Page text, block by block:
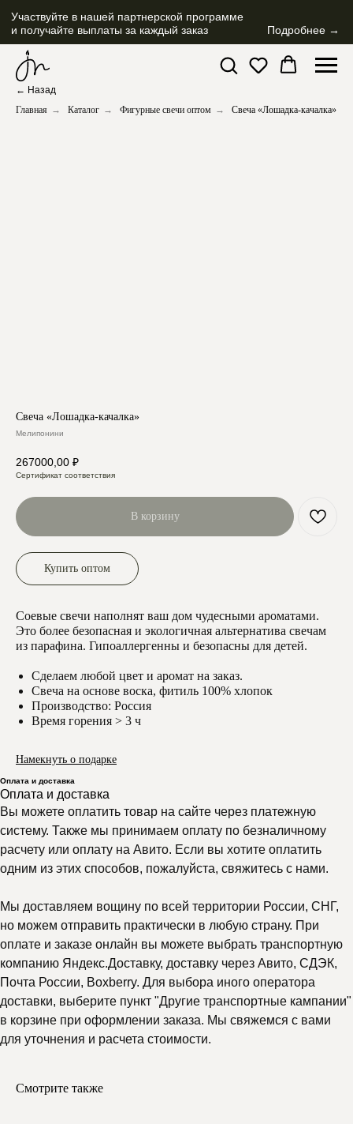
Участвуйте в нашей партнерской программе
и получайте выплаты за каждый заказ Подробнее →
← Назад
Главная → Каталог → Фигурные свечи оптом → Свеча «Лошадка-качалка»
Свеча «Лошадка-качалка»
Мелипонини
267000,00 ₽
Сертификат соответствия
В корзину
Купить оптом
Соевые свечи наполнят ваш дом чудесными ароматами.
Это более безопасная и экологичная альтернатива свечам
из парафина. Гипоаллергенны и безопасны для детей.
Сделаем любой цвет и аромат на заказ.
Свеча на основе воска, фитиль 100% хлопок
Производство: Россия
Время горения > 3 ч
Намекнуть о подарке
Оплата и доставка
Оплата и доставка
Вы можете оплатить товар на сайте через платежную
систему. Также мы принимаем оплату по безналичному
расчету или оплату на Авито. Если вы хотите оплатить
одним из этих способов, пожалуйста, свяжитесь с нами.
Мы доставляем вощину по всей территории России, СНГ,
но можем отправить практически в любую страну. При
оплате и заказе онлайн вы можете выбрать транспортную
компанию Яндекс.Доставку, доставку через Авито, СДЭК,
Почта России, Boxberry. Для выбора иного оператора
доставки, выберите пункт "Другие транспортные кампании"
в корзине при оформлении заказа. Мы свяжемся с вами
для уточнения и расчета стоимости.
Смотрите также
Почему выбирают
Мелипонини